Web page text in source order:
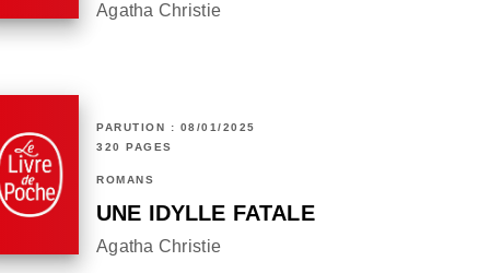
Agatha Christie
PARUTION : 08/01/2025
320 PAGES
ROMANS
UNE IDYLLE FATALE
Agatha Christie